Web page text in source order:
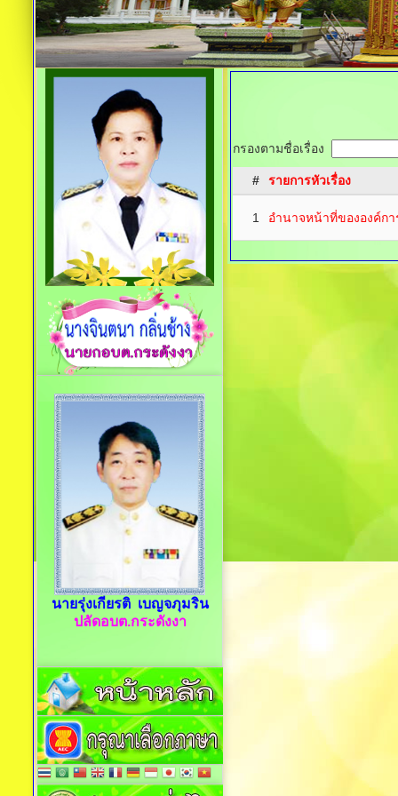
กรองตามชื่อเรื่อง
# รายการหัวเรื่อง
1 อำนาจหน้าที่ขององค์ก
นายรุ่งเกียรติ เบญจภุมริน
ปลัดอบต.กระดังงา